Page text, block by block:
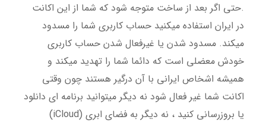
.حتی اگر بعد از ساخت متوجه شود که شما از این اکانت
در ایران استفاده میکنید حساب کاربری شما را مسدود
میکند. مسدود شدن یا غیرفعال شدن حساب کاربری
خودش معضلی است که دائما شما را تهدید میکند و
همیشه اشخاص ایرانی با آن درگیر هستند چون وقتی
اکانت شما غیر فعال شود نه دیگر میتوانید برنامه ای دانلود
یا بروزرسانی کنید ، نه دیگر به فضای ابری (iCloud)